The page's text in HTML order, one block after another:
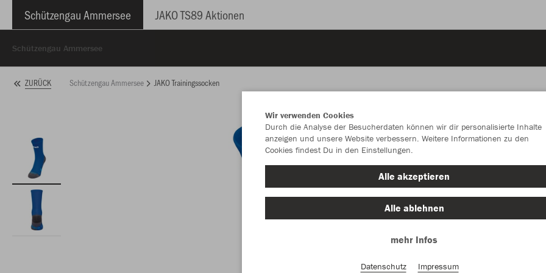
Schützengau Ammersee JAKO TS89 Aktionen
Schützengau Ammersee
ZURÜCK Schützengau Ammersee JAKO Trainingssocken
Wir verwenden Cookies
Durch die Analyse der Besucherdaten können wir dir personalisierte Inhalte
anzeigen und unsere Website verbessern. Weitere Informationen zu den
Cookies findest Du in den Einstellungen.
Alle akzeptieren
Alle ablehnen
mehr Infos
Datenschutz Impressum